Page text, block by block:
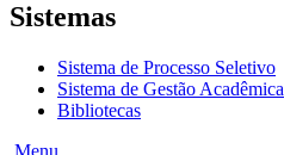
Sistemas
Sistema de Processo Seletivo
Sistema de Gestão Acadêmica
Bibliotecas